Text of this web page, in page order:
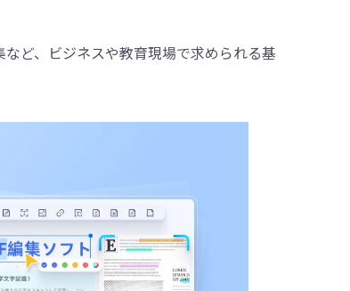
など、ビジネスや教育現場で求められる基